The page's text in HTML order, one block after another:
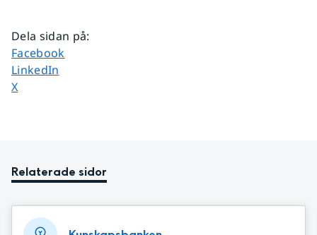
Dela sidan på:
Dela sidan på
Facebook
Dela sidan på
LinkedIn
Dela sidan på
X
Relaterade sidor